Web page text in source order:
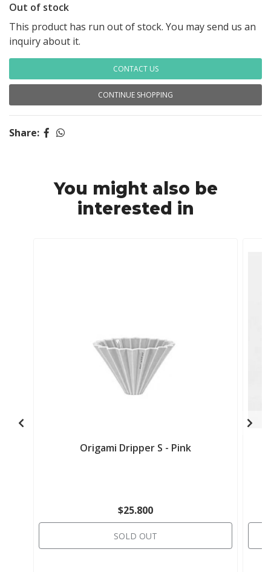
Out of stock
This product has run out of stock. You may send us an
inquiry about it.
CONTACT US
CONTINUE SHOPPING
Share:
You might also be
interested in
Origami Dripper S - Pink
$25.800
SOLD OUT